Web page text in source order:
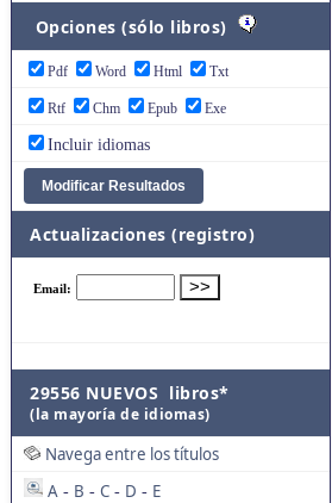
Opciones (sólo libros)
Pdf Word Html Txt
Rtf Chm Epub Exe
Incluir idiomas
Actualizaciones (registro)
29556 NUEVOS libros*
(la mayoría de idiomas)
Navega entre los títulos
A - B - C - D - E